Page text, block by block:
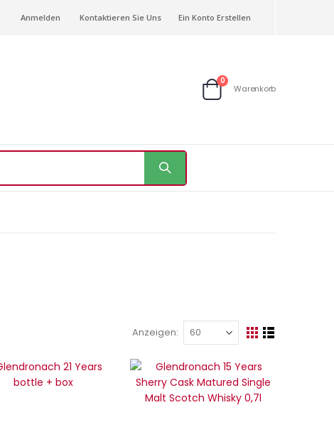
Anmelden Kontaktieren Sie Uns Ein Konto Erstellen
Warenkorb
0Artikel
Warenkorb
Anzeigen
Ansicht
Raster
Liste
Nicht auf Lager
IN DEN WARENKORB